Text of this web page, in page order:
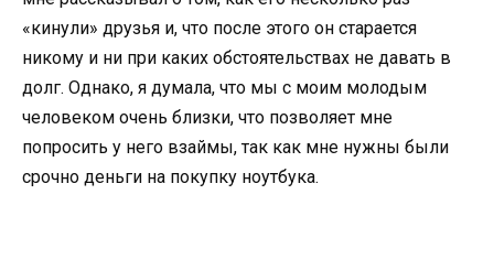
«кинули» друзья и, что после этого он старается
никому и ни при каких обстоятельствах не давать в
долг. Однако, я думала, что мы с моим молодым
человеком очень близки, что позволяет мне
попросить у него взаймы, так как мне нужны были
срочно деньги на покупку ноутбука.